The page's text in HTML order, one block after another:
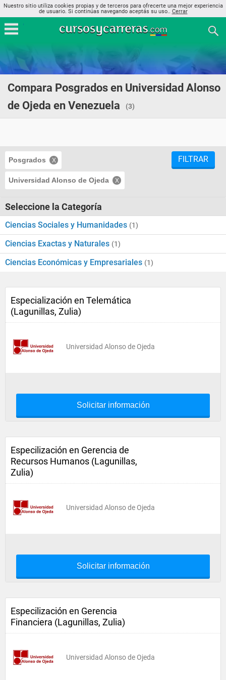
Nuestro sitio utiliza cookies propias y de terceros para ofrecerte una mejor experiencia
de usuario. Si continúas navegando aceptás su uso.. Cerrar
Compara Posgrados en Universidad Alonso
de Ojeda en Venezuela
(3)
Posgrados
Universidad Alonso de Ojeda
FILTRAR
Seleccione la Categoría
Ciencias Sociales y Humanidades (1)
Ciencias Exactas y Naturales (1)
Ciencias Económicas y Empresariales (1)
Especialización en Telemática
(Lagunillas, Zulia)
Universidad Alonso de Ojeda
Solicitar información
Especilización en Gerencia de
Recursos Humanos (Lagunillas,
Zulia)
Universidad Alonso de Ojeda
Solicitar información
Especilización en Gerencia
Financiera (Lagunillas, Zulia)
Universidad Alonso de Ojeda